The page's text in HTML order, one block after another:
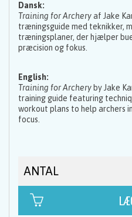
Dansk:
Training for Archeryaf Jake
træningsguide med teknikker,
træningsplaner, der hjælper
præcision og fokus.
English:
Training for Archery by Jake
training guide featuring
workout plans to help archers
focus.
ANTAL